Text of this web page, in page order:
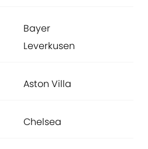
Bayer
Leverkusen
Aston Villa
Chelsea